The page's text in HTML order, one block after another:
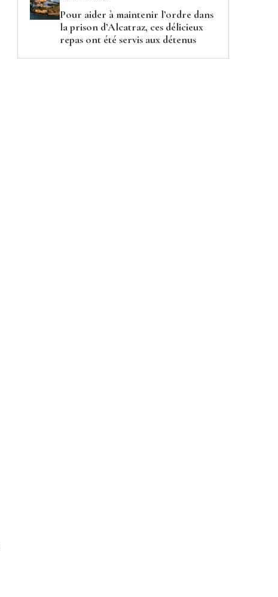
Pour aider à maintenir l’ordre dans
la prison d’Alcatraz, ces délicieux
repas ont été servis aux détenus